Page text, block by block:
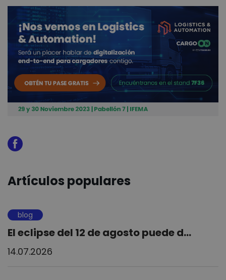
Artículos populares
blog
El eclipse del 12 de agosto puede d...
14.07.2026